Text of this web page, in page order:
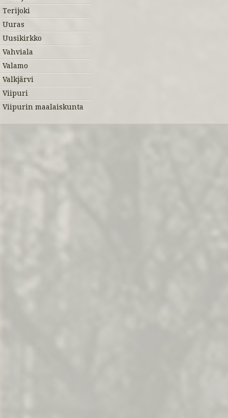
Terijoki
Uuras
Uusikirkko
Vahviala
Valamo
Valkjärvi
Viipuri
Viipurin maalaiskunta